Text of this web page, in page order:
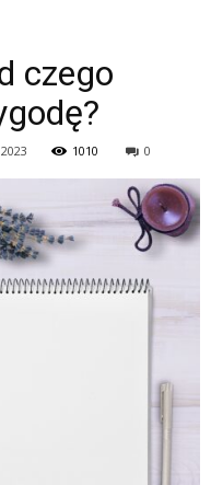
czego
1010 0